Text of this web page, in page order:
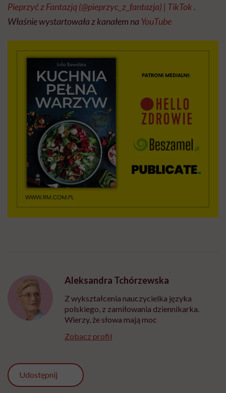
Pieprzyć z Fantazją (@pieprzyc_z_fantazja) | TikTok.
Właśnie wystartowała z kanałem na YouTube
Aleksandra Tchórzewska
Z wykształcenia nauczycielka języka
polskiego, z zamiłowania dziennikarka.
Wierzy, że słowa mają moc
Zobacz profil
Udostępnij